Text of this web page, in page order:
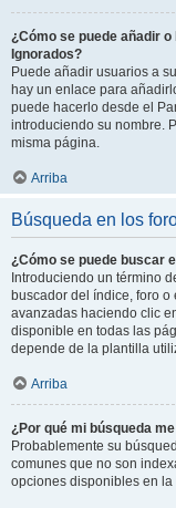
¿Cómo se puede añadir
Ignorados?
Puede añadir usuarios a
hay un enlace para
puede hacerlo desde el
introduciendo su nombre.
misma página.
Arriba
Búsqueda en los
¿Cómo se puede buscar
Introduciendo un término
buscador del índice, foro
avanzadas haciendo clic
disponible en todas las
depende de la plantilla
Arriba
¿Por qué mi búsqueda
Probablemente su
comunes que no son
opciones disponibles en